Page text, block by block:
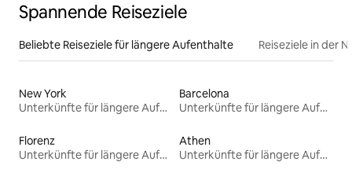
Spannende Reiseziele
Beliebte Reiseziele für längere Aufenthalte Reiseziele in der
New York
Unterkünfte für längere Aufenthalte
Barcelona
Unterkünfte für längere Aufenthalte
Florenz
Unterkünfte für längere Aufenthalte
Athen
Unterkünfte für längere Aufenthalte